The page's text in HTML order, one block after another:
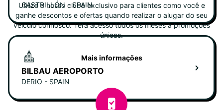
CASTRILLÓN - SPAIN
BILBAU AEROPORTO
DERIO - SPAIN
Utilize o nosso clube exclusivo para clientes como você e
ganhe descontos e ofertas quando realizar o alugar do seu
veiculo connosco. Terá acesso todos os meses a promoções
únicas.
Mais informações